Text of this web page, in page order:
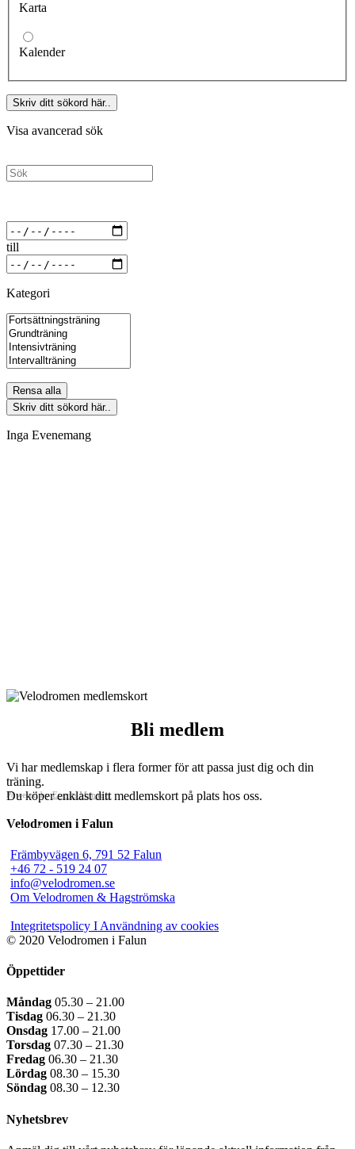
Karta
Kalender
Skriv ditt sökord här..
Visa avancerad sök
till
Kategori
Rensa alla
Skriv ditt sökord här..
Inga Evenemang
Bli medlem
Vi har medlemskap i flera former för att passa just dig och din
träning.
Du köper enklast ditt medlemskort på plats hos oss.
Utforska
Powered byEvents Manager
Velodromen i Falun
Främbyvägen 6, 791 52 Falun
+46 72 - 519 24 07
info@velodromen.se
Om Velodromen & Hagströmska
Integritetspolicy I Användning av cookies
© 2020 Velodromen i Falun
Öppettider
Måndag 05.30 – 21.00
Tisdag 06.30 – 21.30
Onsdag 17.00 – 21.00
Torsdag 07.30 – 21.30
Fredag 06.30 – 21.30
Lördag 08.30 – 15.30
Söndag 08.30 – 12.30
Nyhetsbrev